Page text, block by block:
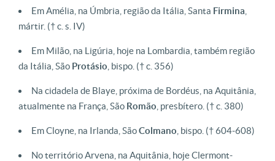
Em Amélia, na Úmbria, região da Itália, Santa Firmina
mártir. († c. s. IV)
Em Milão, na Ligúria, hoje na Lombardia, também região
da Itália, São Protásio , bispo. († c. 356)
Na cidadela de Blaye, próxima de Bordéus, na Aquitânia,
atualmente na França, São Romão , presbítero. († c. 380)
Em Cloyne, na Irlanda, SãoColmano , bispo. († 604-608)
No território Arvena, na Aquitânia, hoje Clermont-